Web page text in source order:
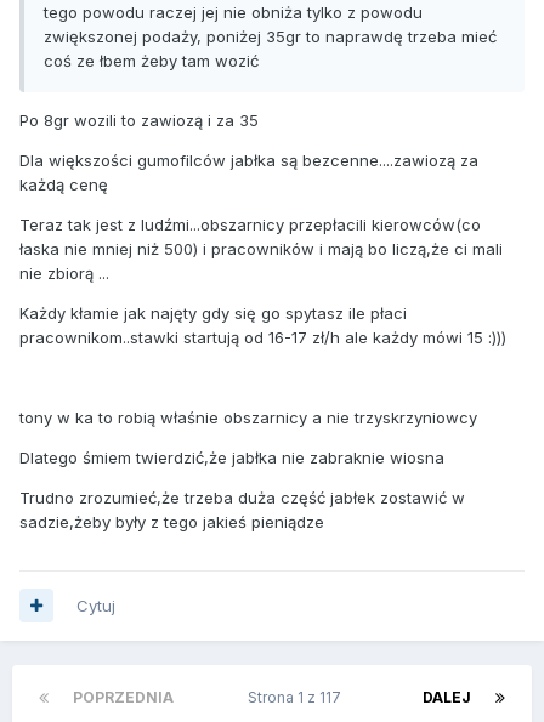
tego powodu raczej jej nie obniża tylko z powodu
zwiększonej podaży, poniżej 35gr to naprawdę trzeba mieć
coś ze łbem żeby tam wozić
Po 8gr wozili to zawiozą i za 35
Dla większości gumofilców jabłka są bezcenne....zawiozą za
każdą cenę
Teraz tak jest z ludźmi...obszarnicy przepłacili kierowców(co
łaska nie mniej niż 500) i pracowników i mają bo liczą,że ci mali
nie zbiorą ...
Każdy kłamie jak najęty gdy się go spytasz ile płaci
pracownikom..stawki startują od 16-17 zł/h ale każdy mówi 15 :)))
tony w ka to robią właśnie obszarnicy a nie trzyskrzyniowcy
Dlatego śmiem twierdzić,że jabłka nie zabraknie wiosna
Trudno zrozumieć,że trzeba duża część jabłek zostawić w
sadzie,żeby były z tego jakieś pieniądze
Cytuj
POPRZEDNIA DALEJ
Strona 1 z 117